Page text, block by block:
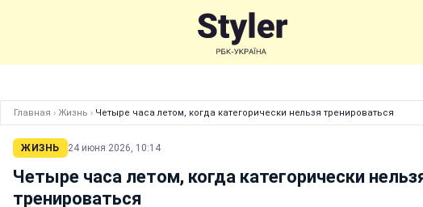
Главная › Жизнь › Четыре часа летом, когда категорически нельзя тренироваться
ЖИЗНЬ 24 июня 2026, 10:14
Четыре часа летом, когда категорически
тренироваться